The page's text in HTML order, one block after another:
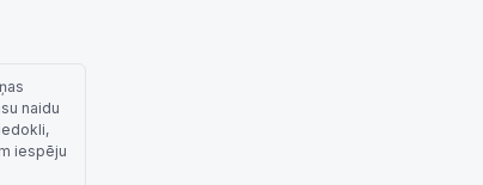
naidu
iespēju